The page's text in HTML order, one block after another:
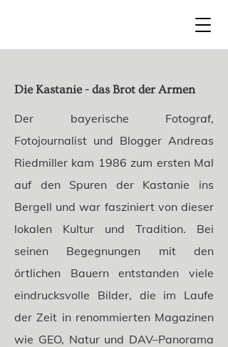
Die Kastanie - das Brot der Armen
Der bayerische Fotograf,
Fotojournalist und Blogger Andreas
Riedmiller kam 1986 zum ersten Mal
auf den Spuren der Kastanie ins
Bergell und war fasziniert von dieser
lokalen Kultur und Tradition. Bei
seinen Begegnungen mit den
örtlichen Bauern entstanden viele
eindrucksvolle Bilder, die im Laufe
der Zeit in renommierten Magazinen
wie GEO, Natur und DAV–Panorama